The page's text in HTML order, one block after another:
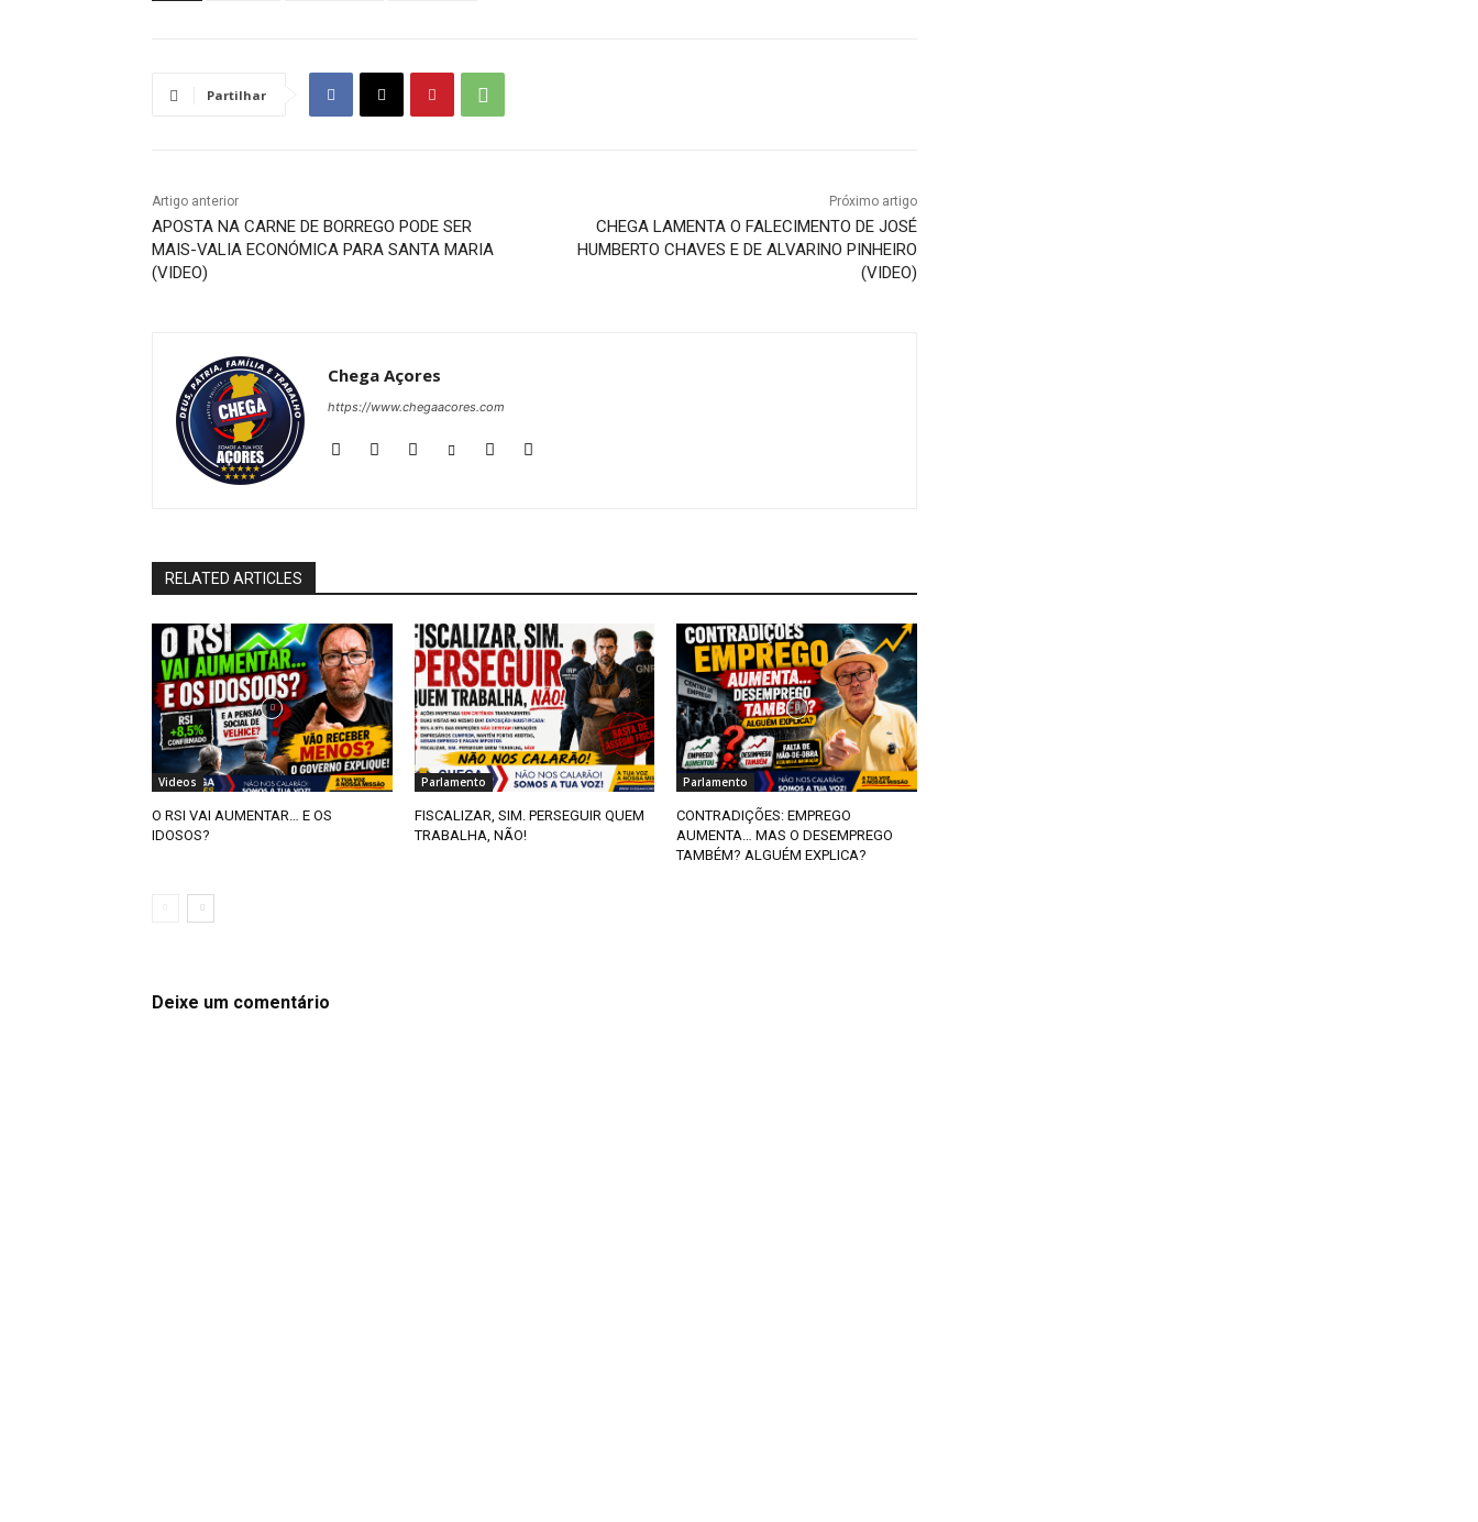
Partilhar
Artigo anterior
APOSTA NA CARNE DE BORREGO PODE SER
MAIS-VALIA ECONÓMICA PARA SANTA MARIA
(VIDEO)
Próximo artigo
CHEGA LAMENTA O FALECIMENTO DE JOSÉ
HUMBERTO CHAVES E DE ALVARINO PINHEIRO
(VIDEO)
Chega Açores
https://www.chegaacores.com
RELATED ARTICLES
Videos
O RSI VAI AUMENTAR… E OS
IDOSOS?
Parlamento
FISCALIZAR, SIM. PERSEGUIR QUEM
TRABALHA, NÃO!
Parlamento
CONTRADIÇÕES: EMPREGO
AUMENTA… MAS O DESEMPREGO
TAMBÉM? ALGUÉM EXPLICA?
Deixe um comentário